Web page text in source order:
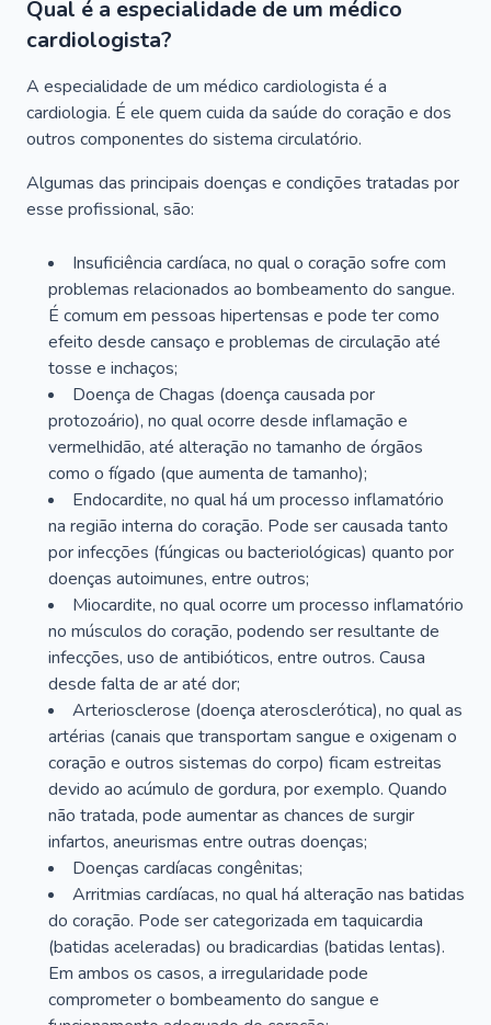
Qual é a especialidade de um médico
cardiologista?
A especialidade de um médico cardiologista é a
cardiologia. É ele quem cuida da saúde do coração e dos
outros componentes do sistema circulatório.
Algumas das principais doenças e condições tratadas por
esse profissional, são:
Insuficiência cardíaca, no qual o coração sofre com
problemas relacionados ao bombeamento do sangue.
É comum em pessoas hipertensas e pode ter como
efeito desde cansaço e problemas de circulação até
tosse e inchaços;
Doença de Chagas (doença causada por
protozoário), no qual ocorre desde inflamação e
vermelhidão, até alteração no tamanho de órgãos
como o fígado (que aumenta de tamanho);
Endocardite, no qual há um processo inflamatório
na região interna do coração. Pode ser causada tanto
por infecções (fúngicas ou bacteriológicas) quanto por
doenças autoimunes, entre outros;
Miocardite, no qual ocorre um processo inflamatório
no músculos do coração, podendo ser resultante de
infecções, uso de antibióticos, entre outros. Causa
desde falta de ar até dor;
Arteriosclerose (doença aterosclerótica), no qual as
artérias (canais que transportam sangue e oxigenam o
coração e outros sistemas do corpo) ficam estreitas
devido ao acúmulo de gordura, por exemplo. Quando
não tratada, pode aumentar as chances de surgir
infartos, aneurismas entre outras doenças;
Doenças cardíacas congênitas;
Arritmias cardíacas, no qual há alteração nas batidas
do coração. Pode ser categorizada em taquicardia
(batidas aceleradas) ou bradicardias (batidas lentas).
Em ambos os casos, a irregularidade pode
comprometer o bombeamento do sangue e